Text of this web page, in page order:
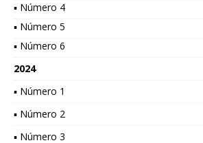
▪ Número 4
▪ Número 5
▪ Número 6
2024
▪ Número 1
▪ Número 2
▪ Número 3